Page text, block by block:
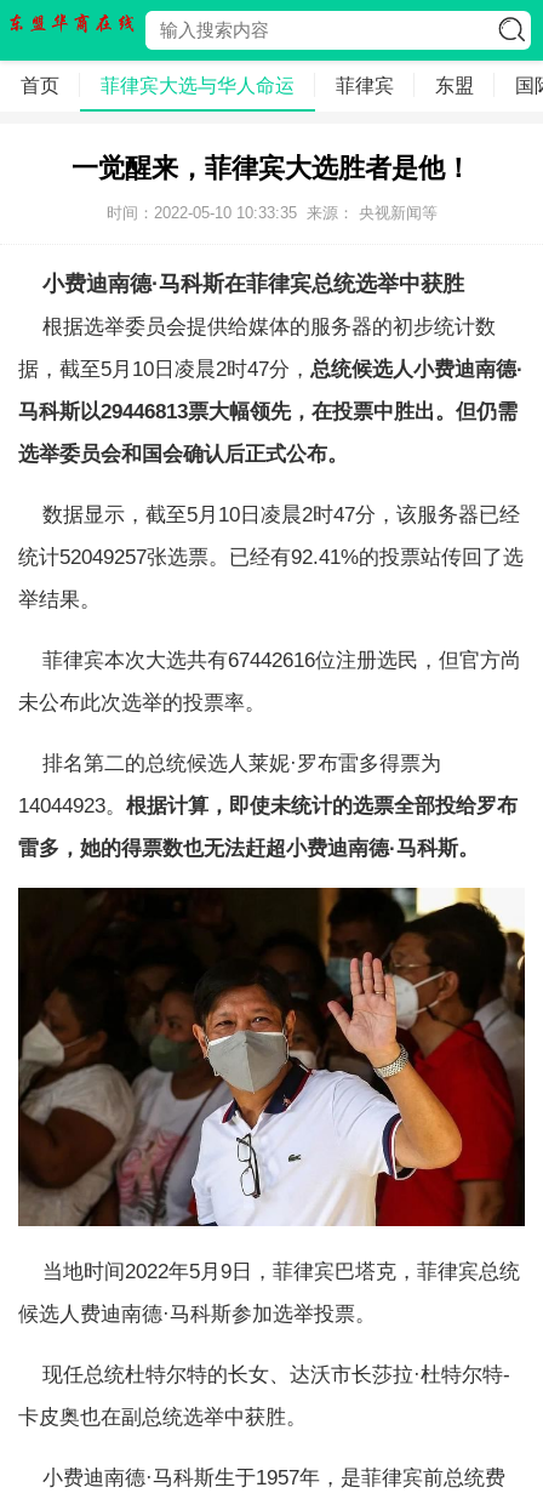
首页 菲律宾大选与华人命运 菲律宾 东盟 国
一觉醒来，菲律宾大选胜者是他！
时间：2022-05-10 10:33:35 来源： 央视新闻等
小费迪南德·马科斯在菲律宾总统选举中获胜
根据选举委员会提供给媒体的服务器的初步统计数
据，截至5月10日凌晨2时47分， 总统候选人小费迪南德·
马科斯以29446813票大幅领先，在投票中胜出。但仍需
选举委员会和国会确认后正式公布。
数据显示，截至5月10日凌晨2时47分，该服务器已经
统计52049257张选票。已经有92.41%的投票站传回了选
举结果。
菲律宾本次大选共有67442616位注册选民，但官方尚
未公布此次选举的投票率。
排名第二的总统候选人莱妮·罗布雷多得票为
14044923。 根据计算，即使未统计的选票全部投给罗布
雷多，她的得票数也无法赶超小费迪南德·马科斯。
当地时间2022年5月9日，菲律宾巴塔克，菲律宾总统
候选人费迪南德·马科斯参加选举投票。
现任总统杜特尔特的长女、达沃市长莎拉·杜特尔特-
卡皮奥也在副总统选举中获胜。
小费迪南德·马科斯生于1957年，是菲律宾前总统费